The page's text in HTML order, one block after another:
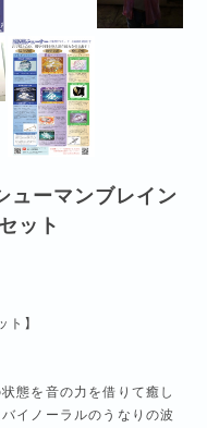
ューマンブレイン
ット
ト】
態を音の力を借りて癒し
イノーラルのうなりの波